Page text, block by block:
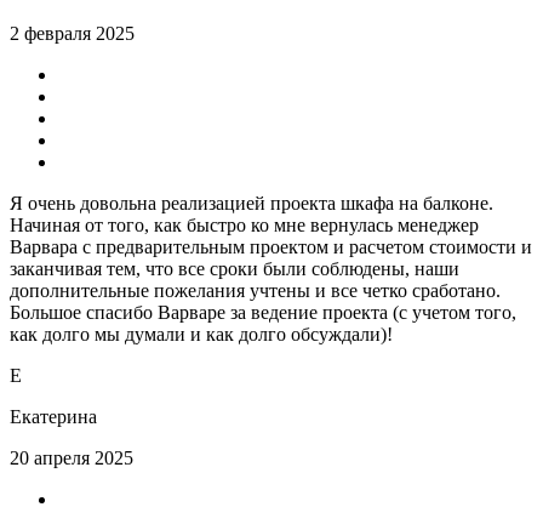
2 февраля 2025
Я очень довольна реализацией проекта шкафа на балконе.
Начиная от того, как быстро ко мне вернулась менеджер
Варвара с предварительным проектом и расчетом стоимости и
заканчивая тем, что все сроки были соблюдены, наши
дополнительные пожелания учтены и все четко сработано.
Большое спасибо Варваре за ведение проекта (с учетом того,
как долго мы думали и как долго обсуждали)!
Е
Екатерина
20 апреля 2025